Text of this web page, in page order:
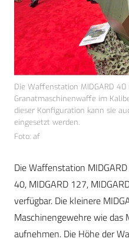
Die Waffenstation MIDGARD
Granatmaschinenwaffe im
dieser Konfiguration kann sie
eingesetzt werden.
Foto: af
Die Waffenstation
40, MIDGARD 127,
verfügbar. Die kleinere
Maschinengewehre wie das
aufnehmen. Die Höhe der